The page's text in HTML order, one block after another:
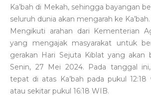
Ka’bah di Mekah, sehingga bayangan
seluruh dunia akan mengarah ke Ka’bah.
Mengikuti arahan dari Kementerian
yang mengajak masyarakat untuk
gerakan Hari Sejuta Kiblat yang akan
Senin, 27 Mei 2024. Pada tanggal
tepat di atas Ka’bah pada pukul 12:18
atau sekitar pukul 16:18 WIB.